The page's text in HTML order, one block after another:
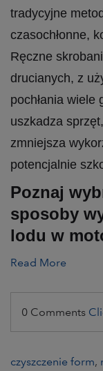
tradycyjne
czasochłonne,
Ręczne
drucianych, z
pochłania wiele
uszkadza
zmniejsza
potencjalnie
Poznaj
sposoby
lodu w
Read More
0 Comments
czyszczenie form,